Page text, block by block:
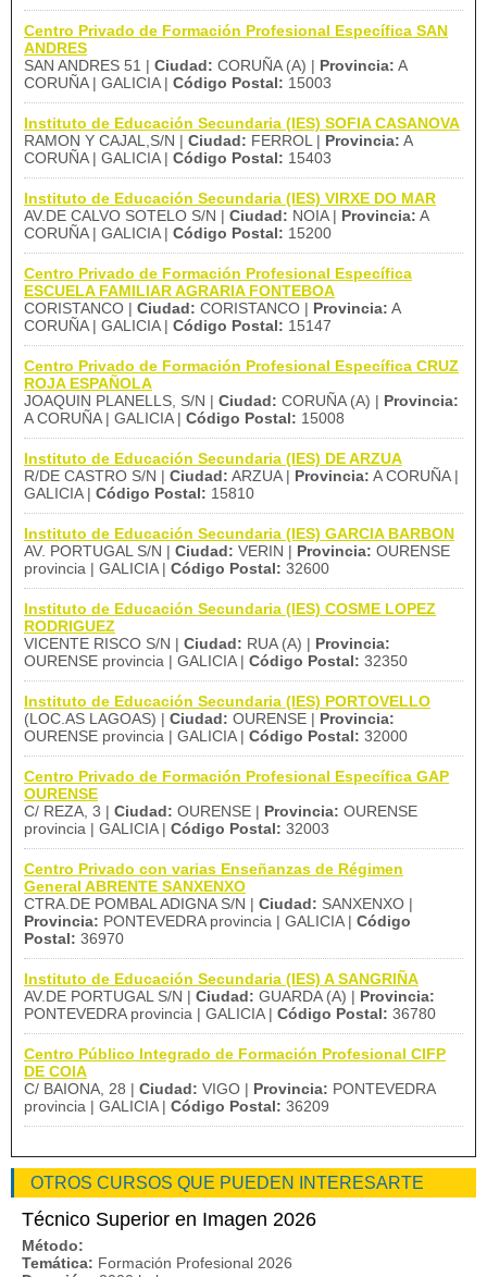
Centro Privado de Formación Profesional Específica SAN
ANDRES
SAN ANDRES 51 | Ciudad: CORUÑA (A) | Provincia: A
CORUÑA | GALICIA | Código Postal: 15003
Instituto de Educación Secundaria (IES) SOFIA CASANOVA
RAMON Y CAJAL,S/N | Ciudad: FERROL | Provincia: A
CORUÑA | GALICIA | Código Postal: 15403
Instituto de Educación Secundaria (IES) VIRXE DO MAR
AV.DE CALVO SOTELO S/N | Ciudad: NOIA | Provincia: A
CORUÑA | GALICIA | Código Postal: 15200
Centro Privado de Formación Profesional Específica
ESCUELA FAMILIAR AGRARIA FONTEBOA
CORISTANCO | Ciudad: CORISTANCO | Provincia: A
CORUÑA | GALICIA | Código Postal: 15147
Centro Privado de Formación Profesional Específica CRUZ
ROJA ESPAÑOLA
JOAQUIN PLANELLS, S/N | Ciudad: CORUÑA (A) | Provincia:
A CORUÑA | GALICIA | Código Postal: 15008
Instituto de Educación Secundaria (IES) DE ARZUA
R/DE CASTRO S/N | Ciudad: ARZUA | Provincia: A CORUÑA |
GALICIA | Código Postal: 15810
Instituto de Educación Secundaria (IES) GARCIA BARBON
AV. PORTUGAL S/N | Ciudad: VERIN | Provincia: OURENSE
provincia | GALICIA | Código Postal: 32600
Instituto de Educación Secundaria (IES) COSME LOPEZ
RODRIGUEZ
VICENTE RISCO S/N | Ciudad: RUA (A) | Provincia:
OURENSE provincia | GALICIA | Código Postal: 32350
Instituto de Educación Secundaria (IES) PORTOVELLO
(LOC.AS LAGOAS) | Ciudad: OURENSE | Provincia:
OURENSE provincia | GALICIA | Código Postal: 32000
Centro Privado de Formación Profesional Específica GAP
OURENSE
C/ REZA, 3 | Ciudad: OURENSE | Provincia: OURENSE
provincia | GALICIA | Código Postal: 32003
Centro Privado con varias Enseñanzas de Régimen
General ABRENTE SANXENXO
CTRA.DE POMBAL ADIGNA S/N | Ciudad: SANXENXO |
Provincia: PONTEVEDRA provincia | GALICIA | Código
Postal: 36970
Instituto de Educación Secundaria (IES) A SANGRIÑA
AV.DE PORTUGAL S/N | Ciudad: GUARDA (A) | Provincia:
PONTEVEDRA provincia | GALICIA | Código Postal: 36780
Centro Público Integrado de Formación Profesional CIFP
DE COIA
C/ BAIONA, 28 | Ciudad: VIGO | Provincia: PONTEVEDRA
provincia | GALICIA | Código Postal: 36209
OTROS CURSOS QUE PUEDEN INTERESARTE
Técnico Superior en Imagen 2026
Método:
Temática: Formación Profesional 2026